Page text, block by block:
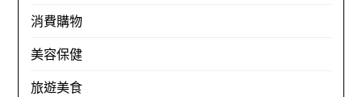
消費購物
美容保健
旅遊美食